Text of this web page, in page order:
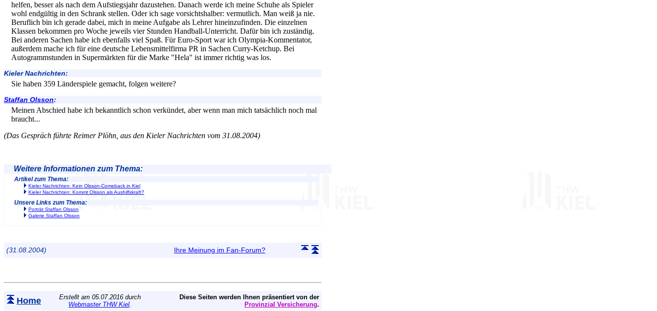
helfen, besser als nach dem Aufstiegsjahr dazustehen. Danach werde ich meine Schuhe als Spieler
wohl endgültig in den Schrank stellen. Oder ich sage vorsichtshalber: vermutlich. Man weiß ja nie.
Beruflich bin ich gerade dabei, mich in meine Aufgabe als Lehrer hineinzufinden. Die einzelnen
Klassen bekommen pro Woche jeweils vier Stunden Handball-Unterricht. Dafür bin ich zuständig.
Bei anderen Sachen habe ich ebenfalls viel Spaß. Für Euro-Sport war ich Olympia-Kommentator,
außerdem mache ich für eine deutsche Lebensmittelfirma PR in Sachen Curry-Ketchup. Bei
Autogrammstunden in Supermärkten für die Marke "Hela" ist immer richtig was los.
Kieler Nachrichten:
Sie haben 359 Länderspiele gemacht, folgen weitere?
Staffan Olsson:
Meinen Abschied habe ich bekanntlich schon verkündet, aber wenn man mich tatsächlich noch mal
braucht...
(Das Gespräch führte Reimer Plöhn, aus den Kieler Nachrichten vom 31.08.2004)
Weitere Informationen zum Thema:
Artikel zum Thema:
Kieler Nachrichten: Kein Olsson-Comeback in Kiel
Kieler Nachrichten: Kommt Olsson als Aushilfskraft?
Unsere Links zum Thema:
Porträt Staffan Olsson
Galerie Staffan Olsson
(31.08.2004) Ihre Meinung im Fan-Forum?
Home
Erstellt am 05.07.2016 durch
Webmaster THW Kiel.
Diese Seiten werden Ihnen präsentiert von der
Provinzial Versicherung.